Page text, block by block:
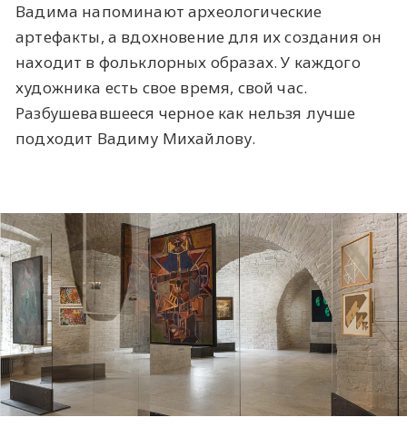
Вадима напоминают археологические
артефакты, а вдохновение для их создания он
находит в фольклорных образах. У каждого
художника есть свое время, свой час.
Разбушевавшееся черное как нельзя лучше
подходит Вадиму Михайлову.